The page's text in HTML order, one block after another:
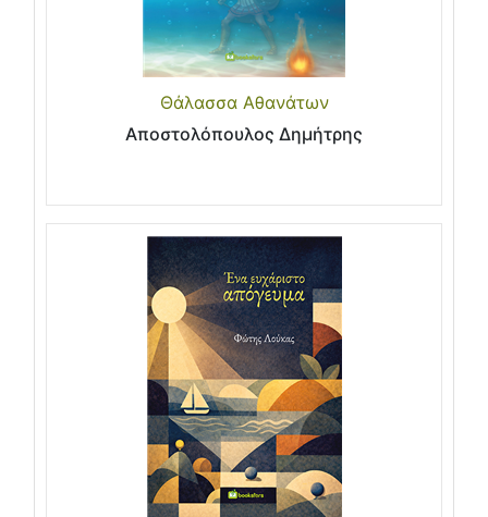
Θάλασσα Αθανάτων
Αποστολόπουλος Δημήτρης